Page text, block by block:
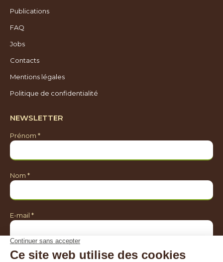
Publications
FAQ
Jobs
Contacts
Mentions légales
Politique de confidentialité
NEWSLETTER
Prénom *
Nom *
E-mail *
Je souhaite être informé sur *